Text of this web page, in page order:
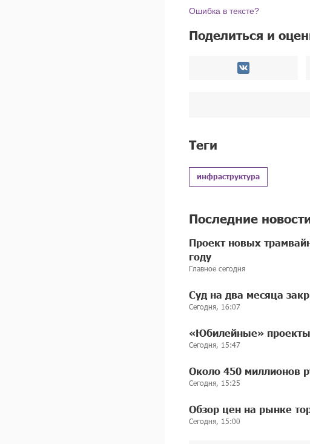
Ошибка в тексте?
Поделиться и
Теги
инфраструктура
Последние
Проект новых
году
Главное сегодня
Суд на два месяца
Сегодня, 16:07
«Юбилейные» проекты
Сегодня, 15:47
Около 450 миллионов
Сегодня, 15:25
Обзор цен на рынке
Сегодня, 15:00